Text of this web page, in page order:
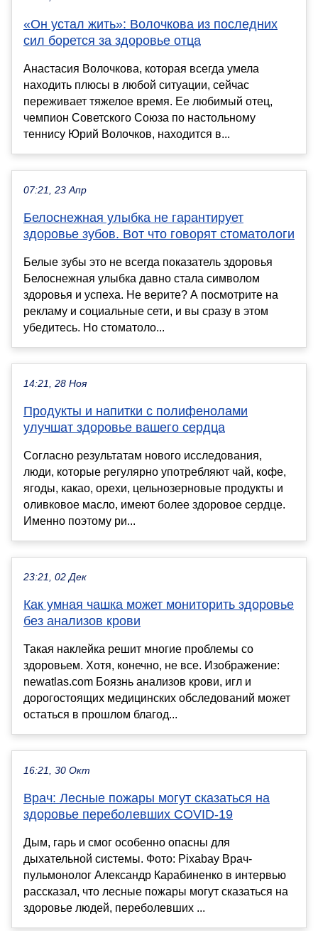
«Он устал жить»: Волочкова из последних
сил борется за здоровье отца
Анастасия Волочкова, которая всегда умела
находить плюсы в любой ситуации, сейчас
переживает тяжелое время. Ее любимый отец,
чемпион Советского Союза по настольному
теннису Юрий Волочков, находится в...
07:21, 23 Апр
Белоснежная улыбка не гарантирует
здоровье зубов. Вот что говорят стоматологи
Белые зубы это не всегда показатель здоровья
Белоснежная улыбка давно стала символом
здоровья и успеха. Не верите? А посмотрите на
рекламу и социальные сети, и вы сразу в этом
убедитесь. Но стоматоло...
14:21, 28 Ноя
Продукты и напитки с полифенолами
улучшат здоровье вашего сердца
Согласно результатам нового исследования,
люди, которые регулярно употребляют чай, кофе,
ягоды, какао, орехи, цельнозерновые продукты и
оливковое масло, имеют более здоровое сердце.
Именно поэтому ри...
23:21, 02 Дек
Как умная чашка может мониторить здоровье
без анализов крови
Такая наклейка решит многие проблемы со
здоровьем. Хотя, конечно, не все. Изображение:
newatlas.com Боязнь анализов крови, игл и
дорогостоящих медицинских обследований может
остаться в прошлом благод...
16:21, 30 Окт
Врач: Лесные пожары могут сказаться на
здоровье переболевших COVID-19
Дым, гарь и смог особенно опасны для
дыхательной системы. Фото: Pixabay Врач-
пульмонолог Александр Карабиненко в интервью
рассказал, что лесные пожары могут сказаться на
здоровье людей, переболевших ...